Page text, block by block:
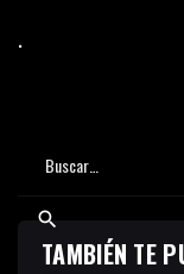
.
TAMBIÉN TE